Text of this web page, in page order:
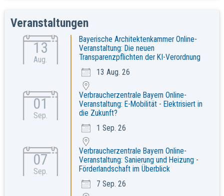
Veranstaltungen
13
Aug.
Bayerische Architektenkammer Online-
Veranstaltung: Die neuen
Transparenzpflichten der KI-Verordnung
13 Aug. 26
01
Sep.
Verbraucherzentrale Bayern Online-
Veranstaltung: E-Mobilität - Elektrisiert in
die Zukunft?
1 Sep. 26
07
Sep.
Verbraucherzentrale Bayern Online-
Veranstaltung: Sanierung und Heizung -
Förderlandschaft im Überblick
7 Sep. 26